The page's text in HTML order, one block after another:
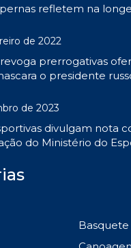
refletem na
de 2022
prerrogativas
o presidente
de 2023
divulgam nota
do Ministério do
Basquete